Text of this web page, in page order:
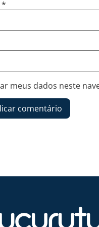
*
meus dados neste